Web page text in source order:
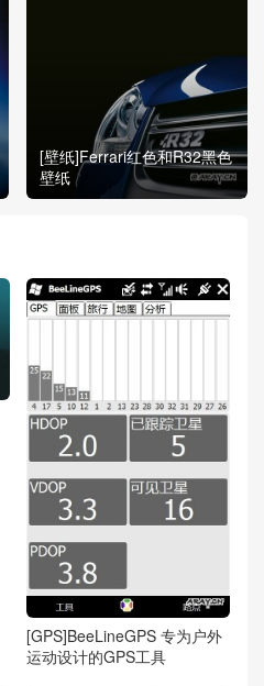
[壁纸]Ferrari红色和R32黑色
壁纸
[GPS]BeeLineGPS 专为户外
运动设计的GPS工具